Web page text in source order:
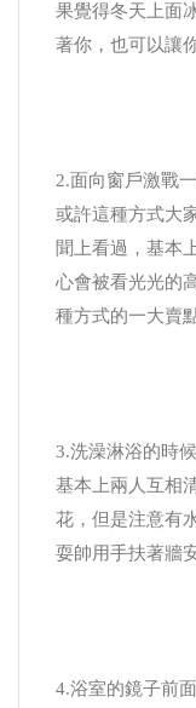
果覺得冬天上面
著你，也可以讓
2.面向窗戶激戰
或許這種方式大
聞上看過，基本
心會被看光光的
種方式的一大賣
3.洗澡淋浴的時候
基本上兩人互相
花，但是注意有
耍帥用手扶著牆
4.浴室的鏡子前面